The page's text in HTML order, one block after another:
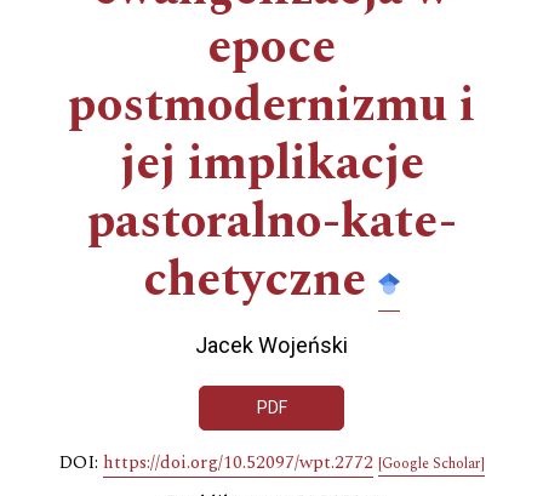
epoce
postmodernizmu i
jej implikacje
pastoralno-kate-
chetyczne
Jacek Wojeński
PDF
DOI: https://doi.org/10.52097/wpt.2772 [Google Scholar]